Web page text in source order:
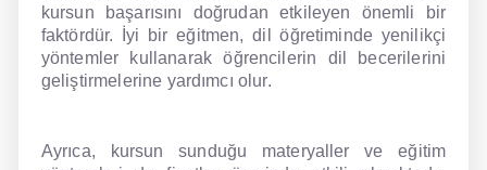
kursun başarısını doğrudan etkileyen önemli bir
faktördür. İyi bir eğitmen, dil öğretiminde yenilikçi
yöntemler kullanarak öğrencilerin dil becerilerini
geliştirmelerine yardımcı olur.
Ayrıca, kursun sunduğu materyaller ve eğitim